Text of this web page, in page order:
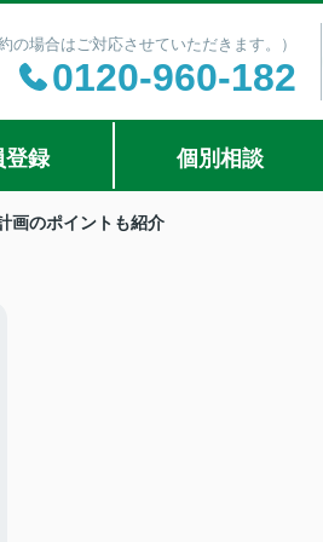
場合はご対応させていただきます。）
0120-960-182
登録 個別相談
画のポイントも紹介